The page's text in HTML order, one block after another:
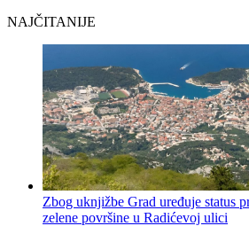
NAJČITANIJE
Zbog uknjižbe Grad uređuje status
zelene površine u Radićevoj ulici